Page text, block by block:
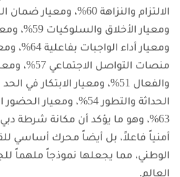
ومعيار أداء
منصات
الحداثة والتطور 54%،
63%، وهو ما يؤكد أن مكانة شرطة
أمنياً فاعلاً، بل أيضاً محرك أساسي
الوطني، مما يجعلها نموذجاً ملهماً
العالم.